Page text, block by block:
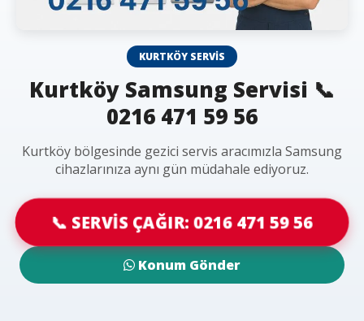
KURTKÖY SERVIS
Kurtköy Samsung Servisi 📞
0216 471 59 56
Kurtköy bölgesinde gezici servis aracımızla Samsung
cihazlarınıza aynı gün müdahale ediyoruz.
📞 SERVİS ÇAĞIR: 0216 471 59 56
Konum Gönder